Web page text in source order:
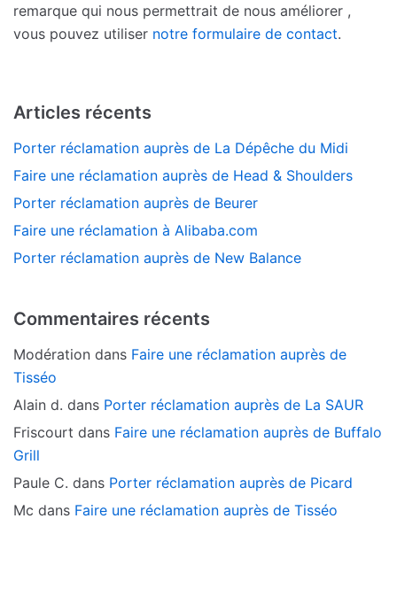
remarque qui nous permettrait de nous améliorer ,
vous pouvez utiliser notre formulaire de contact.
Articles récents
Porter réclamation auprès de La Dépêche du Midi
Faire une réclamation auprès de Head & Shoulders
Porter réclamation auprès de Beurer
Faire une réclamation à Alibaba.com
Porter réclamation auprès de New Balance
Commentaires récents
Modération dans Faire une réclamation auprès de
Tisséo
Alain d. dans Porter réclamation auprès de La SAUR
Friscourt dans Faire une réclamation auprès de Buffalo
Grill
Paule C. dans Porter réclamation auprès de Picard
Mc dans Faire une réclamation auprès de Tisséo